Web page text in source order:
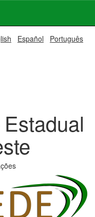
Español Português